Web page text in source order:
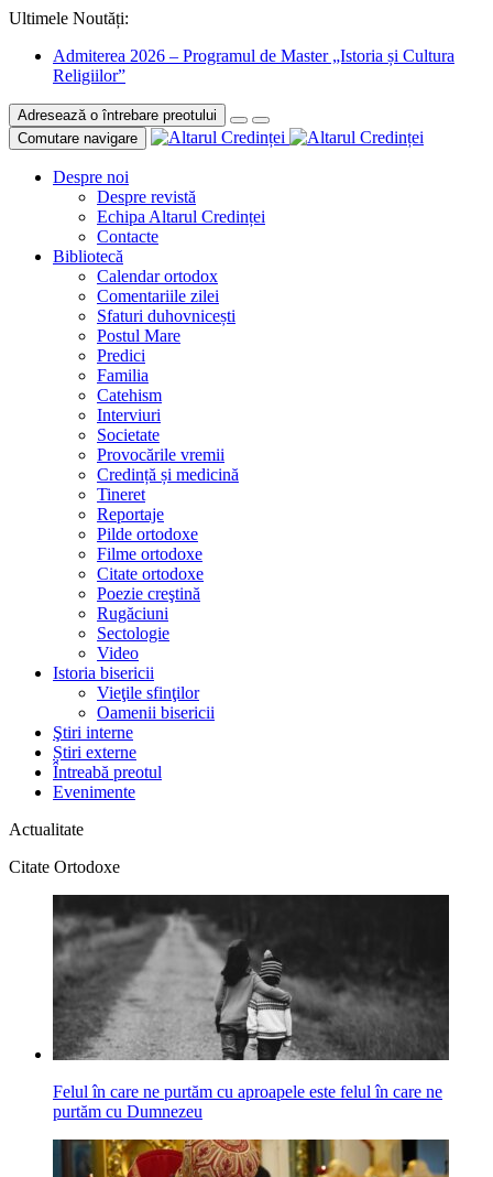
Ultimele Noutăți:
Admiterea 2026 – Programul de Master „Istoria și Cultura
Religiilor”
Adresează o întrebare preotului
Comutare navigare
Despre noi
Despre revistă
Echipa Altarul Credinței
Contacte
Bibliotecă
Calendar ortodox
Comentariile zilei
Sfaturi duhovnicești
Postul Mare
Predici
Familia
Catehism
Interviuri
Societate
Provocările vremii
Credință și medicină
Tineret
Reportaje
Pilde ortodoxe
Filme ortodoxe
Citate ortodoxe
Poezie creştină
Rugăciuni
Sectologie
Video
Istoria bisericii
Vieţile sfinţilor
Oamenii bisericii
Ştiri interne
Știri externe
Întreabă preotul
Evenimente
Actualitate
Citate Ortodoxe
Felul în care ne purtăm cu aproapele este felul în care ne
purtăm cu Dumnezeu